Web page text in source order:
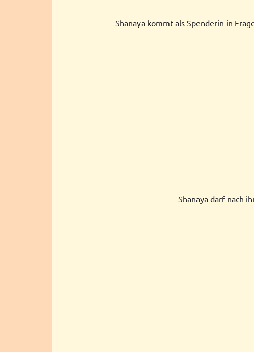
Shanaya kommt als Spenderin in
Shanaya darf nach